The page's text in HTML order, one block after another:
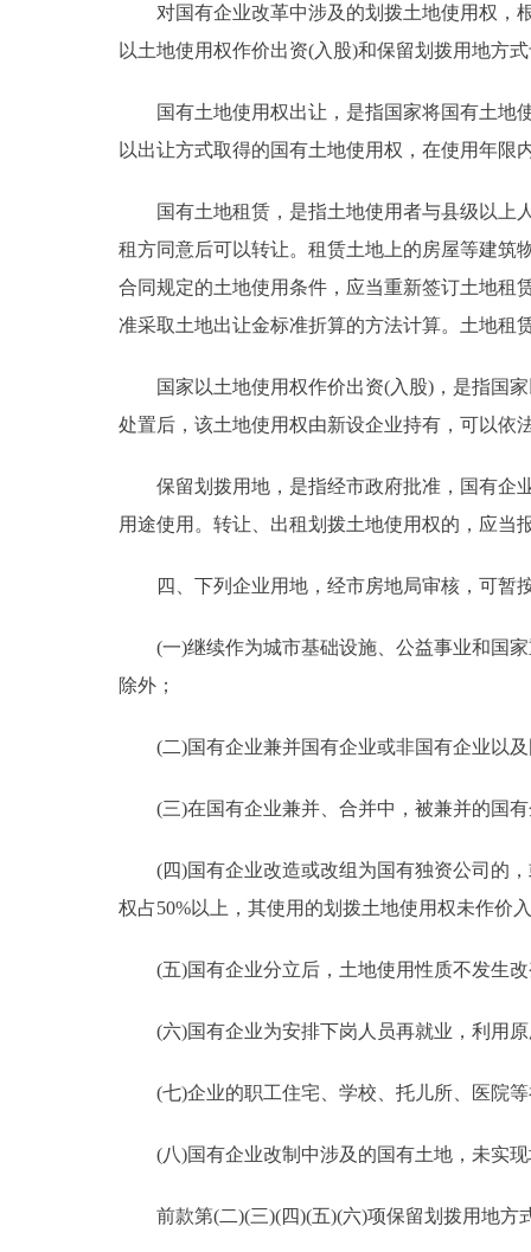
ITALIANO
对国有企业改革中涉及的划拨土地使用权，根
以土地使用权作价出资(入股)和保留划拨用地方
国有土地使用权出让，是指国家将国有土地使
以出让方式取得的国有土地使用权，在使用年
国有土地租赁，是指土地使用者与县级以上人
租方同意后可以转让。租赁土地上的房屋等建筑
合同规定的土地使用条件，应当重新签订土地租
准采取土地出让金标准折算的方法计算。土地租
国家以土地使用权作价出资(入股)，是指国家
处置后，该土地使用权由新设企业持有，可以依
保留划拨用地，是指经市政府批准，国有企业
用途使用。转让、出租划拨土地使用权的，应当
四、下列企业用地，经市房地局审核，可暂
(一)继续作为城市基础设施、公益事业和国家
除外；
(二)国有企业兼并国有企业或非国有企业以及
(三)在国有企业兼并、合并中，被兼并的国有
(四)国有企业改造或改组为国有独资公司的，
权占50%以上，其使用的划拨土地使用权未作价
(五)国有企业分立后，土地使用性质不发生改
(六)国有企业为安排下岗人员再就业，利用原
(七)企业的职工住宅、学校、托儿所、医院等
(八)国有企业改制中涉及的国有土地，未实现
前款第(二)(三)(四)(五)(六)项保留划拨用地方